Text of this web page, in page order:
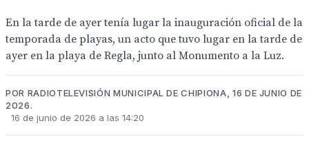
En la tarde de ayer tenía lugar la inauguración oficial de la
temporada de playas, un acto que tuvo lugar en la tarde de
ayer en la playa de Regla, junto al Monumento a la Luz.
POR RADIOTELEVISIÓN MUNICIPAL DE CHIPIONA, 16 DE JUNIO DE
2026.
16 de junio de 2026 a las 14:20